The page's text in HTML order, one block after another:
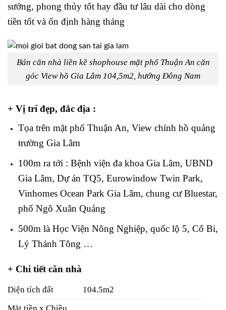
sướng, phong thủy tốt hay đầu tư lâu dài cho dòng
tiền tốt và ổn định hàng tháng
Bán căn nhà liền kề shophouse mặt phố Thuận An căn
góc View hồ Gia Lâm 104,5m2, hướng Đông Nam
+ Vị trí đẹp, đắc địa :
Tọa trên mặt phố Thuận An, View chính hồ quảng
trường Gia Lâm
100m ra tới : Bệnh viện đa khoa Gia Lâm, UBND
Gia Lâm, Dự án TQ5, Eurowindow Twin Park,
Vinhomes Ocean Park Gia Lâm, chung cư Bluestar,
phố Ngô Xuân Quảng
500m là Học Viện Nông Nghiệp, quốc lộ 5, Cổ Bi,
Lý Thánh Tông …
+ Chi tiết căn nhà
Diện tích đất
104.5m2